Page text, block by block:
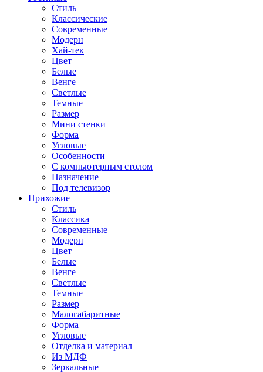
Стиль
Классические
Современные
Модерн
Хай-тек
Цвет
Белые
Венге
Светлые
Темные
Размер
Мини стенки
Форма
Угловые
Особенности
С компьютерным столом
Назначение
Под телевизор
Прихожие
Стиль
Классика
Современные
Модерн
Цвет
Белые
Венге
Светлые
Темные
Размер
Малогабаритные
Форма
Угловые
Отделка и материал
Из МДФ
Зеркальные